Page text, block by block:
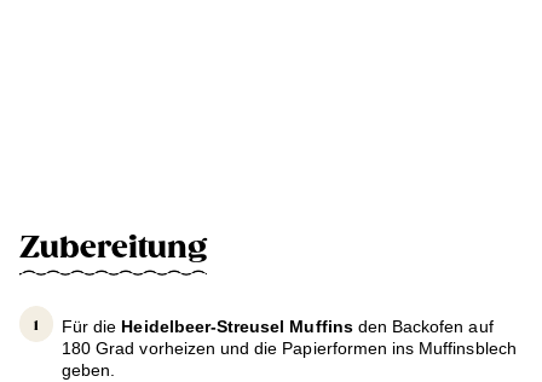
Zubereitung
Für die Heidelbeer-Streusel Muffinsden Backofen auf
180 Grad vorheizen und die Papierformen ins Muffinsblech
geben.